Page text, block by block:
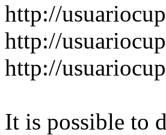
http://
http://
http://
It is possible to